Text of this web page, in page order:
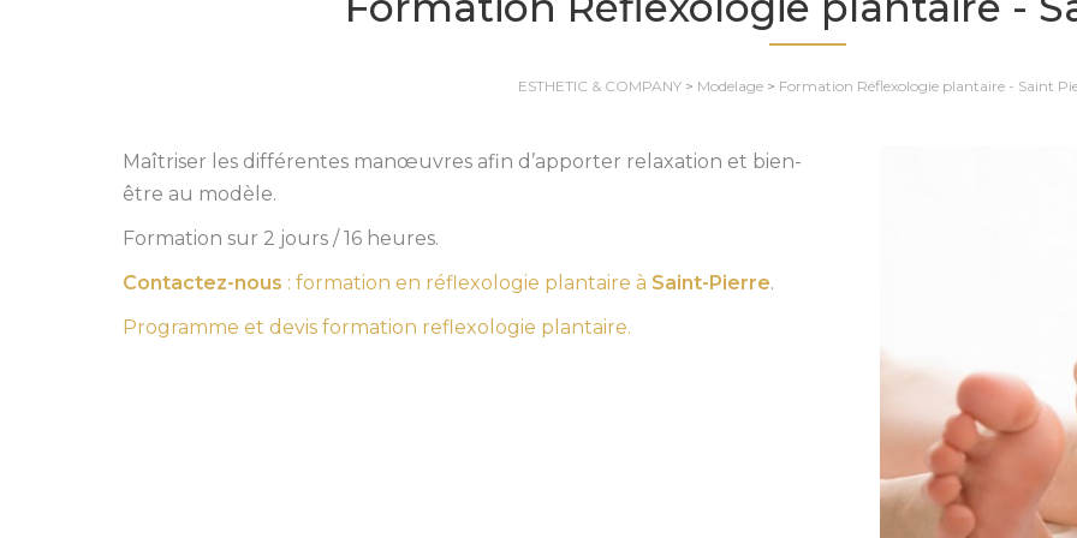
ESTHETIC & COMPANY> Modelage> Formation Réflexologie plantaire - Saint
Maîtriser les différentes manœuvres afin d’apporter relaxation et bien-
être au modèle.
Formation sur 2 jours / 16 heures.
Contactez-nous : formation en réflexologie plantaire à Saint-Pierre.
Programme et devis formation reflexologie plantaire.